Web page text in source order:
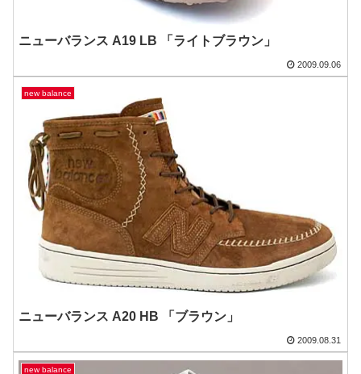
ニューバランス A19 LB 「ライトブラウン」
2009.09.06
new balance
ニューバランス A20 HB 「ブラウン」
2009.08.31
new balance